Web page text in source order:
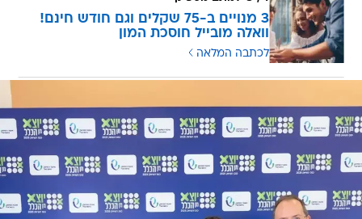
3 מנויים ב-75 שקלים וגם חודש חינם!
וואלה מובייל חוסכת המון
לכתבה המלאה